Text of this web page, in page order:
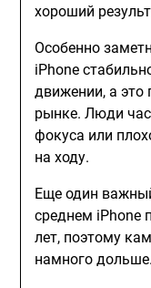
хороший
Особенно
iPhone
движении, а это
рынке. Люди
фокуса или
на ходу.
Еще один
среднем iPhone
лет, поэтому
намного дольше.